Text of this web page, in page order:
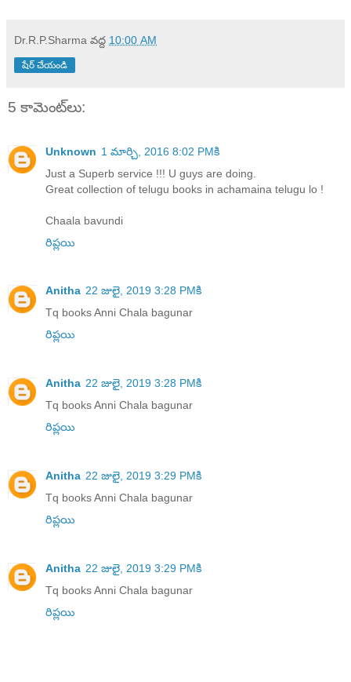
Dr.R.P.Sharma వద్ద 10:00 AM
షేర్ చేయండి
5 కామెంట్‌లు:
Unknown 1 మార్చి, 2016 8:02 PMకి
Just a Superb service !!! U guys are doing.
Great collection of telugu books in achamaina telugu lo !
Chaala bavundi
రిప్లయి
Anitha 22 జులై, 2019 3:28 PMకి
Tq books Anni Chala bagunar
రిప్లయి
Anitha 22 జులై, 2019 3:28 PMకి
Tq books Anni Chala bagunar
రిప్లయి
Anitha 22 జులై, 2019 3:29 PMకి
Tq books Anni Chala bagunar
రిప్లయి
Anitha 22 జులై, 2019 3:29 PMకి
Tq books Anni Chala bagunar
రిప్లయి